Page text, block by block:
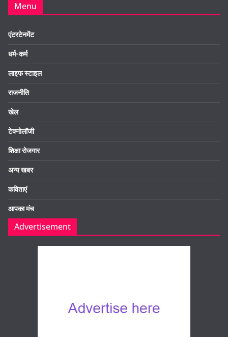
Menu
एंटरटेनमेंट
धर्म-कर्म
लाइफ स्टाइल
राजनीति
खेल
टेक्नोलॉजी
शिक्षा रोजगार
अन्य खबर
कविताएं
आपका मंच
Advertisement